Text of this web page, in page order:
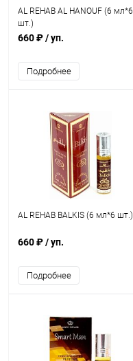
AL REHAB AL HANOUF (6 мл*6
шт.)
660 ₽/ уп.
Подробнее
AL REHAB BALKIS (6 мл*6 шт.)
660 ₽/ уп.
Подробнее